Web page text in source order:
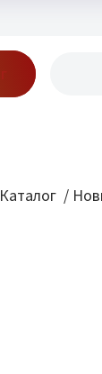
Каталог /